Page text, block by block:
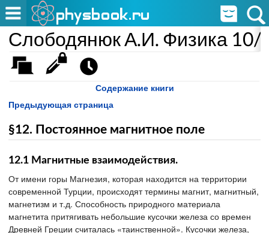
Слободянюк А.И. Физика 10/
Содержание книги
Предыдующая страница
§12. Постоянное магнитное поле
12.1 Магнитные взаимодействия.
От имени горы Магнезия, которая находится на территории
современной Турции, происходят термины магнит, магнитный,
магнетизм и т.д. Способность природного материала
магнетита притягивать небольшие кусочки железа со времен
Древней Греции считалась «таинственной». Кусочки железа,